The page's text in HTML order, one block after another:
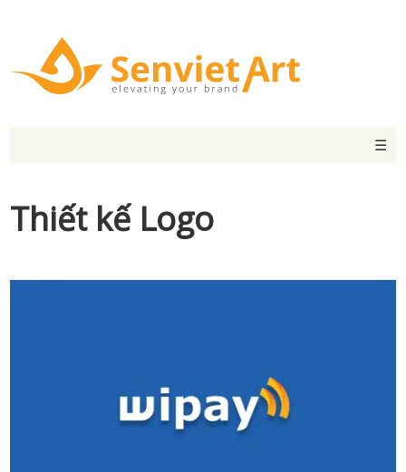
☰
Thiết kế Logo